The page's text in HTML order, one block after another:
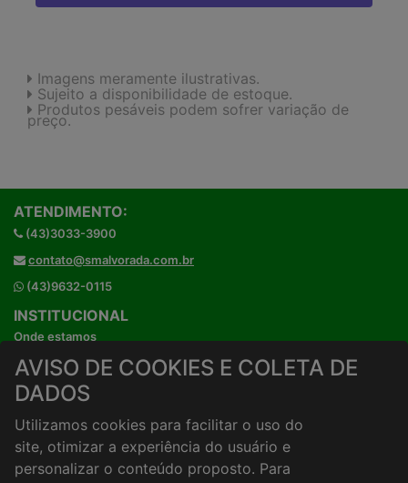
Imagens meramente ilustrativas.
Sujeito a disponibilidade de estoque.
Produtos pesáveis podem sofrer variação de
preço.
AVISO DE COOKIES E COLETA DE
DADOS
Utilizamos cookies para facilitar o uso do
site, otimizar a experiência do usuário e
personalizar o conteúdo proposto. Para
ATENDIMENTO:
(43)3033-3900
contato@smalvorada.com.br
(43)9632-0115
INSTITUCIONAL
Onde estamos
Horários de atendimento
HORÁRIOS E ENTREGA
Horários de Entrega
Taxa de entrega
Cidades Atendidas